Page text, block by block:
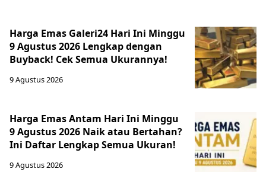
Harga Emas Galeri24 Hari Ini Minggu
9 Agustus 2026 Lengkap dengan
Buyback! Cek Semua Ukurannya!
9 Agustus 2026
Harga Emas Antam Hari Ini Minggu
9 Agustus 2026 Naik atau Bertahan?
Ini Daftar Lengkap Semua Ukuran!
9 Agustus 2026